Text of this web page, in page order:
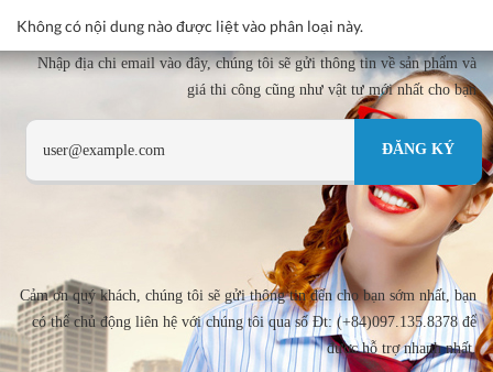
Không có nội dung nào được liệt vào phân loại này.
Nhập địa chi email vào đây, chúng tôi sẽ gửi thông tin về sản phẩm và
giá thi công cũng như vật tư mới nhất cho bạn
Cảm ơn quý khách, chúng tôi sẽ gửi thông tin đến cho bạn sớm nhất, bạn
có thể chủ động liên hệ với chúng tôi qua số Đt: (+84)097.135.8378 để
được hỗ trợ nhanh nhất.